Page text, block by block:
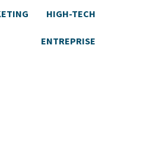
HIGH-TECH
ENTREPRISE